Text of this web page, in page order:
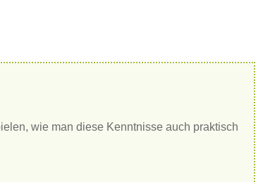
wie man diese Kenntnisse auch praktisch